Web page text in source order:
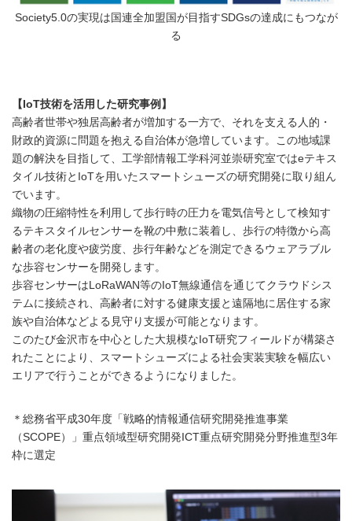
Society5.0の実現は国連全加盟国が目指すSDGsの達成にもつなが
る
【IoT技術を活用した研究事例】
高齢者世帯や独居高齢者が増加する一方で、それを支える人的・
財政的資源に問題を抱える自治体が急増しています。この地域課
題の解決を目指して、工学部情報工学科河並崇研究室ではeテキス
タイル技術とIoTを用いたスマートシューズの研究開発に取り組ん
でいます。
織物の圧縮特性を利用して歩行時の圧力を電気信号として検知す
るテキスタイルセンサーを靴の中敷に装着し、歩行の特徴から高
齢者の老化度や疲労度、歩行年齢などを測定できるウェアラブル
な歩容センサーを開発します。
歩容センサーはLoRaWAN等のIoT無線通信を通じてクラウドシス
テムに接続され、高齢者に対する健康支援と遠隔地に居住する家
族や自治体などよる見守り支援が可能となります。
このたび金沢市を中心とした大規模なIoT研究フィールドが構築さ
れたことにより、スマートシューズによる社会実装実験を幅広い
エリアで行うことができるようになりました。
＊総務省平成30年度「戦略的情報通信研究開発推進事業
（SCOPE）」重点領域型研究開発ICT重点研究開発分野推進型3年
枠に選定